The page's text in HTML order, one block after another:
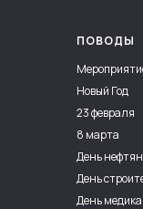
ПОВОДЫ
Новый Год
23 февраля
8 марта
День
День
День медика